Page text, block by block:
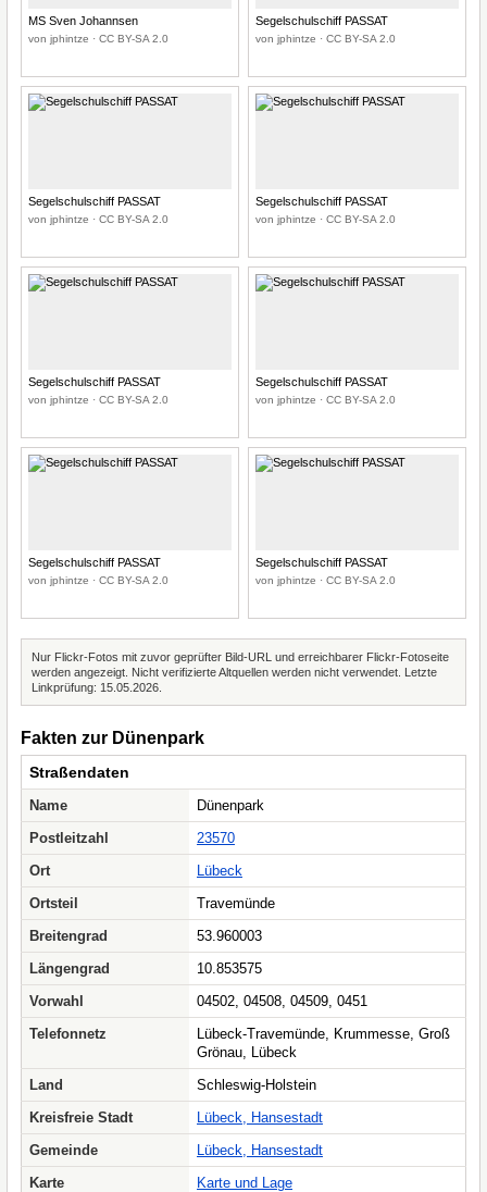
MS Sven Johannsen
von jphintze · CC BY-SA 2.0
Segelschulschiff PASSAT
von jphintze · CC BY-SA 2.0
Segelschulschiff PASSAT
von jphintze · CC BY-SA 2.0
Segelschulschiff PASSAT
von jphintze · CC BY-SA 2.0
Segelschulschiff PASSAT
von jphintze · CC BY-SA 2.0
Segelschulschiff PASSAT
von jphintze · CC BY-SA 2.0
Segelschulschiff PASSAT
von jphintze · CC BY-SA 2.0
Segelschulschiff PASSAT
von jphintze · CC BY-SA 2.0
Nur Flickr-Fotos mit zuvor geprüfter Bild-URL und erreichbarer Flickr-Fotoseite
werden angezeigt. Nicht verifizierte Altquellen werden nicht verwendet. Letzte
Linkprüfung: 15.05.2026.
Fakten zur Dünenpark
Straßendaten
Name
Dünenpark
Postleitzahl
23570
Ort
Lübeck
Ortsteil
Travemünde
Breitengrad
53.960003
Längengrad
10.853575
Vorwahl
04502, 04508, 04509, 0451
Telefonnetz
Lübeck-Travemünde, Krummesse, Groß
Grönau, Lübeck
Land
Schleswig-Holstein
Kreisfreie Stadt
Lübeck, Hansestadt
Gemeinde
Lübeck, Hansestadt
Karte
Karte und Lage